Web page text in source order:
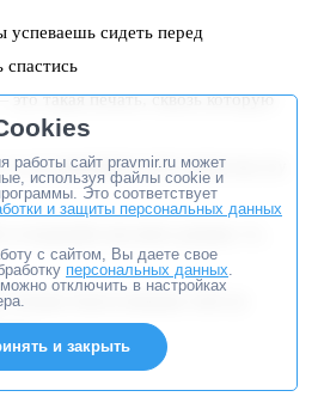
сидеть перед
спастись
это такая печать, сквозь которую
то не приживётся. И ставим мы эту
подумай, как жить дальше. А.,
Божие благословение тебе на
работы сайт pravmir.ru может
используя файлы cookie и
Это соответствует
и защиты персональных данных
с сайтом, Вы даете свое
персональных данных.
отключить в настройках
и закрыть